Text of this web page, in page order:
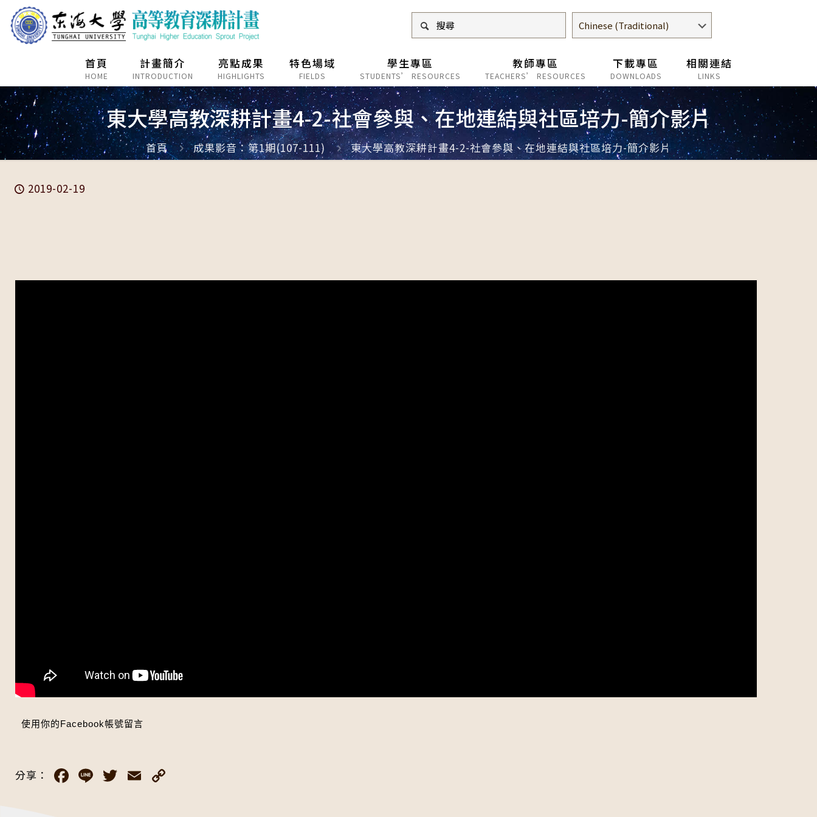
首頁
HOME
計畫簡介
INTRODUCTION
亮點成果
HIGHLIGHTS
特色場域
FIELDS
學生專區
STUDENTS’ RESOURCES
教師專區
TEACHERS’ RESOURCES
下載專區
DOWNLOADS
相關連結
LINKS
東大學高教深耕計畫4-2-社會參與、在地連結與社區培力-簡介影片
首頁 成果影音：第1期(107-111) 東大學高教深耕計畫4-2-社會參與、在地連結與社區培力-簡介影片
2019-02-19
使用你的Facebook帳號留言
分享： Facebook
LineTwitter
Email